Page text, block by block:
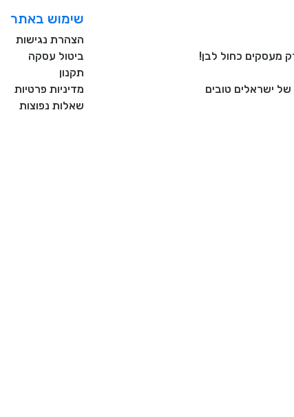
ישראלים טובים
שימוש באתר
הצהרת נגישות
ביטול עסקה
תקנון
מדיניות פרטיות
שאלות נפוצות